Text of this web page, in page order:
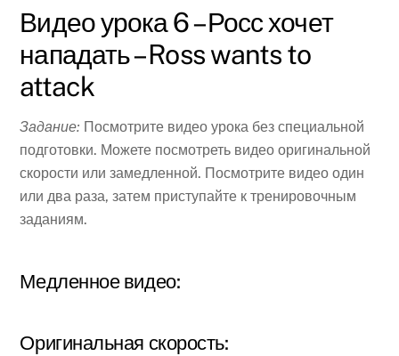
Видео урока 6 – Росс хочет
нападать – Ross wants to
attack
Задание: Посмотрите видео урока без специальной
подготовки. Можете посмотреть видео оригинальной
скорости или замедленной. Посмотрите видео один
или два раза, затем приступайте к тренировочным
заданиям.
Медленное видео:
Оригинальная скорость: